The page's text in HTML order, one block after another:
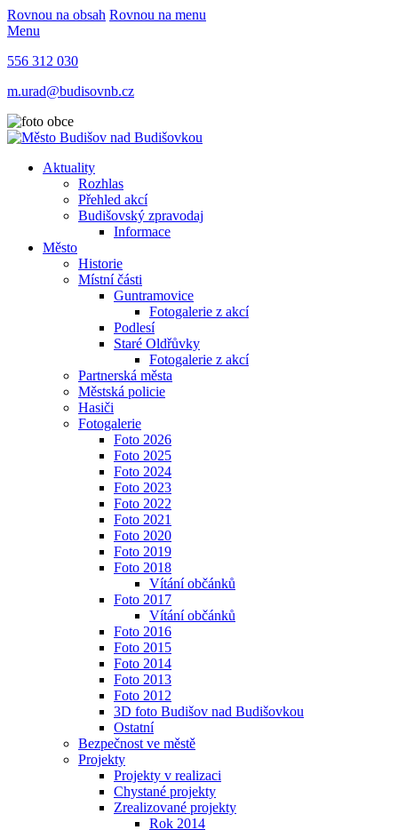
Rovnou na obsah Rovnou na menu
Menu
556 312 030
m.urad@budisovnb.cz
Aktuality
Rozhlas
Přehled akcí
Budišovský zpravodaj
Informace
Město
Historie
Místní části
Guntramovice
Fotogalerie z akcí
Podlesí
Staré Oldřůvky
Fotogalerie z akcí
Partnerská města
Městská policie
Hasiči
Fotogalerie
Foto 2026
Foto 2025
Foto 2024
Foto 2023
Foto 2022
Foto 2021
Foto 2020
Foto 2019
Foto 2018
Vítání občánků
Foto 2017
Vítání občánků
Foto 2016
Foto 2015
Foto 2014
Foto 2013
Foto 2012
3D foto Budišov nad Budišovkou
Ostatní
Bezpečnost ve městě
Projekty
Projekty v realizaci
Chystané projekty
Zrealizované projekty
Rok 2014